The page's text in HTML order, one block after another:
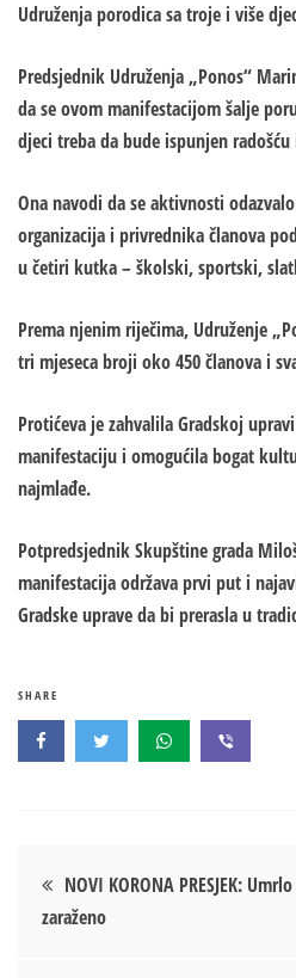
Udruženja porodica sa troje i više
Predsjednik Udruženja „Ponos“
da se ovom manifestacijom šalje
djeci treba da bude ispunjen
Ona navodi da se aktivnosti
organizacija i privrednika članova
u četiri kutka – školski, sportski,
Prema njenim riječima, Udruženje
tri mjeseca broji oko 450 članova i
Protićeva je zahvalila Gradskoj
manifestaciju i omogućila bogat
najmlađe.
Potpredsjednik Skupštine grada
manifestacija održava prvi put i
Gradske uprave da bi prerasla u
SHARE
Кретање
чланка
NOVI KORONA PRESJEK:
zaraženo